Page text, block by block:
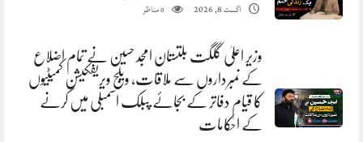
اگست 8, 2026 0مناظر
وزیر اعلیٰ گلگت بلتستان امجد حسین نے تمام اضلاع
کے نمبرداروں سے ملاقات، ویلج ویریفکیشن کمیٹیوں
کا قیام دفاتر کے بجائے پبلک اسمبلی میں کرنے
کے احکامات